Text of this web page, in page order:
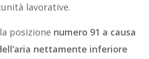
lavorative.
posizione numero 91 a causa
nettamente inferiore